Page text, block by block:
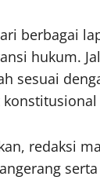
berbagai
hukum.
sesuai
redaksi